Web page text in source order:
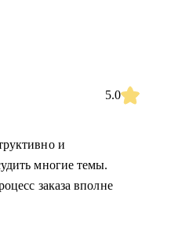
5.0
и
многие темы.
заказа вполне